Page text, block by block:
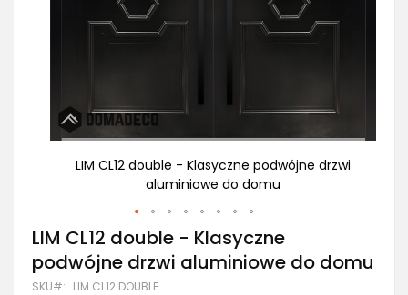
LIM CL12 double - Klasyczne podwójne drzwi
aluminiowe do domu
Przejdź
na
początek
galerii
LIM CL12 double - Klasyczne
podwójne drzwi aluminiowe do domu
SKU LIM CL12 DOUBLE